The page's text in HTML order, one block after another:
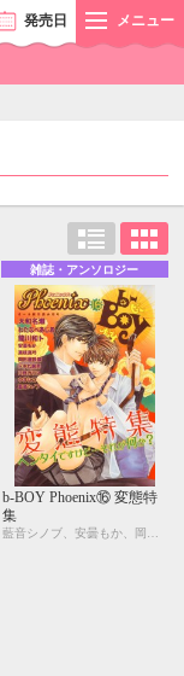
発売日 メニュー
雑誌・アンソロジー
b-BOY Phoenix⑯ 変態特
集